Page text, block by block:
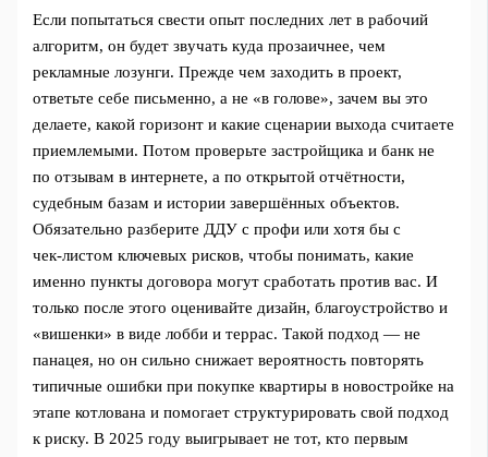
Если попытаться свести опыт последних лет в рабочий
алгоритм, он будет звучать куда прозаичнее, чем
рекламные лозунги. Прежде чем заходить в проект,
ответьте себе письменно, а не «в голове», зачем вы это
делаете, какой горизонт и какие сценарии выхода считаете
приемлемыми. Потом проверьте застройщика и банк не
по отзывам в интернете, а по открытой отчётности,
судебным базам и истории завершённых объектов.
Обязательно разберите ДДУ с профи или хотя бы с
чек‑листом ключевых рисков, чтобы понимать, какие
именно пункты договора могут сработать против вас. И
только после этого оценивайте дизайн, благоустройство и
«вишенки» в виде лобби и террас. Такой подход — не
панацея, но он сильно снижает вероятность повторять
типичные ошибки при покупке квартиры в новостройке на
этапе котлована и помогает структурировать свой подход
к риску. В 2025 году выигрывает не тот, кто первым